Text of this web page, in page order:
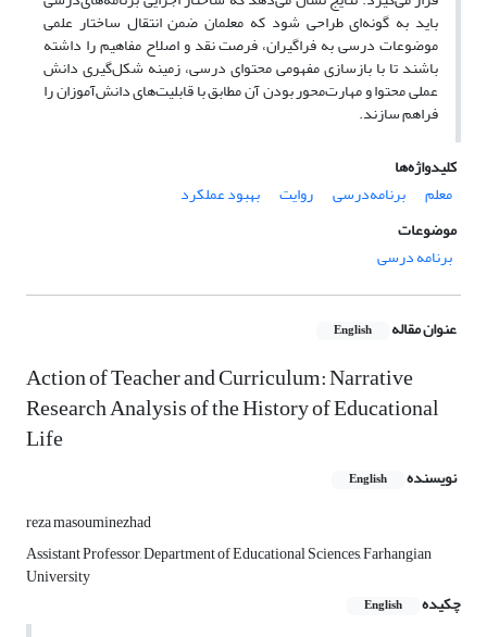
باید به گونه‌ای طراحی شود که معلمان ضمن انتقال ساختار علمی
موضوعات درسی به فراگیران، فرصت نقد و اصلاح مفاهیم را داشته
باشند تا با بازسازی مفهومی محتوای درسی، زمینه شکل‌گیری دانش
عملی محتوا و مهارت‌محور بودن آن مطابق با قابلیت‌های دانش‌آموزان را
فراهم سازند.
کلیدواژه‌ها
معلم
برنامه‌درسی روایت
بهبود عملکرد
موضوعات
برنامه درسی
عنوان مقاله English
Action of Teacher and Curriculum: Narrative
Research Analysis of the History of Educational
Life
نویسنده English
reza masouminezhad
Assistant Professor, Department of Educational Sciences, Farhangian
University
چکیده
English